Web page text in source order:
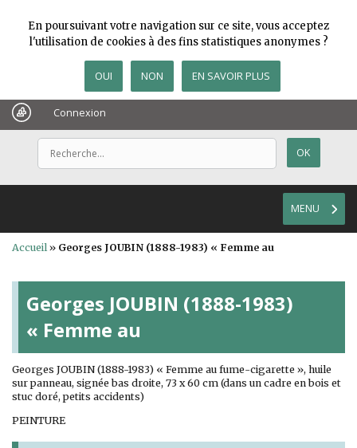
Connexion
MENU
Accueil» Georges JOUBIN (1888-1983) « Femme au
Georges JOUBIN (1888-1983)
« Femme au
Georges JOUBIN (1888-1983) « Femme au fume-cigarette », huile
sur panneau, signée bas droite, 73 x 60 cm (dans un cadre en bois et
stuc doré, petits accidents)
PEINTURE
En poursuivant votre navigation sur ce site, vous acceptez
l'utilisation de cookies à des fins statistiques anonymes ?
OUI NON EN SAVOIR PLUS